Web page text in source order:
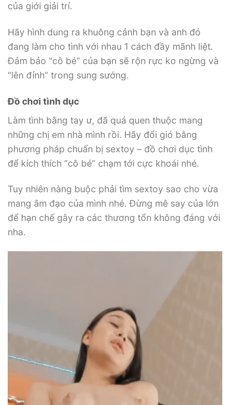
của giới giải trí.
Hãy hình dung ra khuông cảnh bạn và anh đó
đang làm cho tình với nhau 1 cách đầy mãnh liệt.
Đảm bảo “cô bé” của bạn sẽ rộn rực ko ngừng và
“lên đỉnh” trong sung sướng.
Đồ chơi tình dục
Làm tình bằng tay ư, đã quá quen thuộc mang
những chị em nhà mình rồi. Hãy đổi gió bằng
phương pháp chuẩn bị sextoy – đồ chơi dục tình
để kích thích “cô bé” chạm tới cực khoái nhé.
Tuy nhiên nàng buộc phải tìm sextoy sao cho vừa
mang âm đạo của mình nhé. Đừng mê say của lớn
để hạn chế gây ra các thương tổn không đáng với
nha.